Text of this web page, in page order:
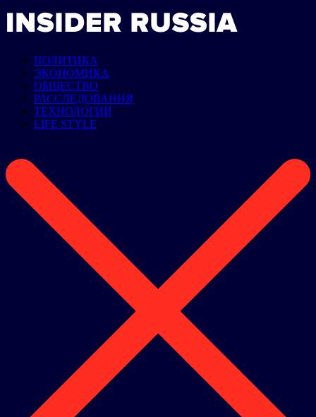
ПОЛИТИКА
ЭКОНОМИКА
ОБЩЕСТВО
РАССЛЕДОВАНИЯ
ТЕХНОЛОГИИ
LIFE STYLE